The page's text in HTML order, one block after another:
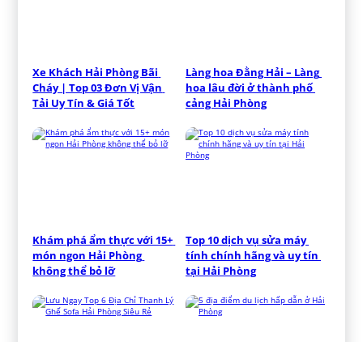
Xe Khách Hải Phòng Bãi
Cháy | Top 03 Đơn Vị Vận
Tải Uy Tín & Giá Tốt
Làng hoa Đằng Hải – Làng
hoa lâu đời ở thành phố
cảng Hải Phòng
Khám phá ẩm thực với 15+
món ngon Hải Phòng
không thể bỏ lỡ
Top 10 dịch vụ sửa máy
tính chính hãng và uy tín
tại Hải Phòng